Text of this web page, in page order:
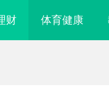
财 体育健康